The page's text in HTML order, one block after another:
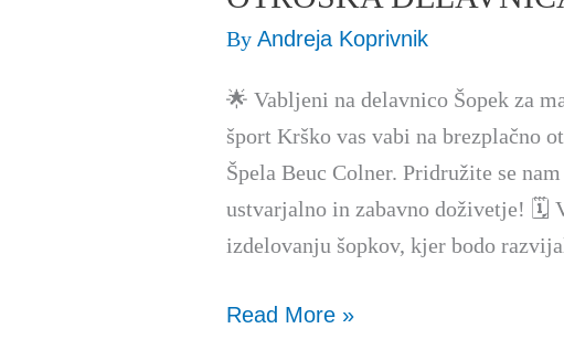
ByAndreja Koprivnik
🌟 Vabljeni na delavnico Šopek za
šport Krško vas vabi na brezplačno
Špela Beuc Colner. Pridružite se
ustvarjalno in zabavno doživetje! 🗓️
izdelovanju šopkov, kjer bodo
DELAVNICA:
za
mamico
Read More »